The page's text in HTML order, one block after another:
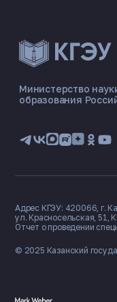
🏠
Министерство
образования
© 2025 Казанский
Адрес КГЭУ: 420066, г.
ул. Красносельская, 51,
Отчет о проведении